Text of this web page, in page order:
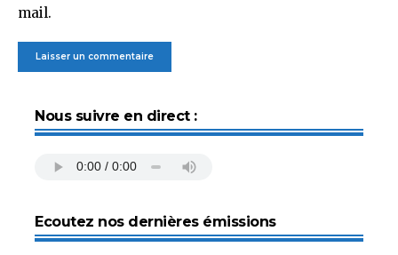
mail.
Nous suivre en direct :
Ecoutez nos dernières émissions